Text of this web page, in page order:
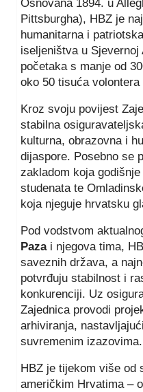
Osnovana 1894. u
Pittsburgha), HBZ je
humanitarna i
iseljeništva u
početaka s manje od
oko 50 tisuća
Kroz svoju povijest
stabilna
kulturna, obrazovna i
dijaspore. Posebno se
zakladom koja
studenata te
koja njeguje hrvatsku
Pod vodstvom
Pazai njegova tima,
saveznih država, a
potvrđuju stabilnost i
konkurenciji. Uz
Zajednica provodi
arhiviranja,
suvremenim izazovima.
HBZ je tijekom više od
američkim Hrvatima –